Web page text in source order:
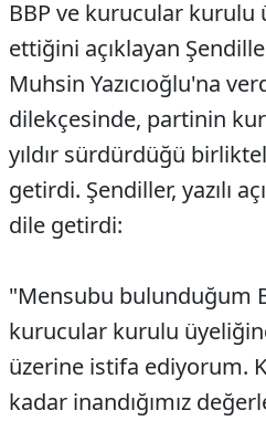
BBP ve kurucular
ettiğini açıklayan
Muhsin Yazıcıoğlu'na
dilekçesinde, partinin
yıldır sürdürdüğü
getirdi. Şendiller, yazılı
dile getirdi:
"Mensubu bulunduğum
kurucular kurulu
üzerine istifa ediyorum.
kadar inandığımız